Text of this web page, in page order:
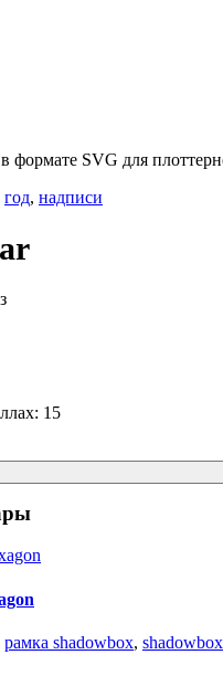
SVG для
год, надписи
15
рамка shadowbox,